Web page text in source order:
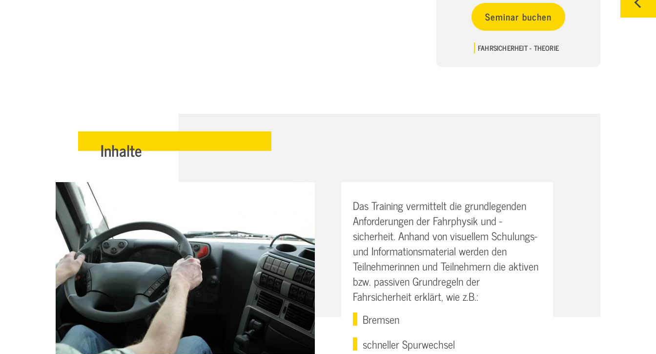
Seminar buchen
FAHRSICHERHEIT - THEORIE
Inhalte
Das Training vermittelt die grundlegenden
Anforderungen der Fahrphysik und -
sicherheit. Anhand von visuellem Schulungs-
und Informationsmaterial werden den
Teilnehmerinnen und Teilnehmern die aktiven
bzw. passiven Grundregeln der
Fahrsicherheit erklärt, wie z.B.:
Bremsen
schneller Spurwechsel